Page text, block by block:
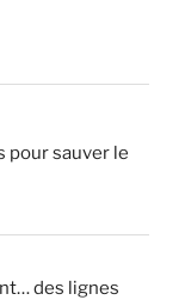
pour sauver le
des lignes